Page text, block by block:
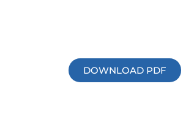
DOWNLOAD PDF